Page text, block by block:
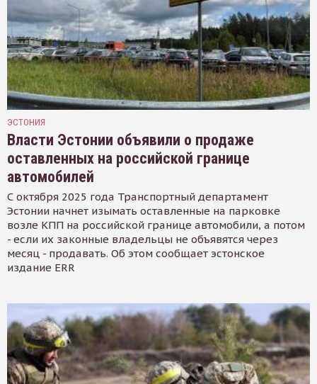
ЭСТОНИЯ
Власти Эстонии объявили о продаже
оставленных на российской границе
автомобилей
С октября 2025 года Транспортный департамент
Эстонии начнет изымать оставленные на парковке
возле КПП на российской границе автомобили, а потом
- если их законные владельцы не объявятся через
месяц - продавать. Об этом сообщает эстонское
издание ERR